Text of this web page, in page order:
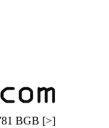
BGB [>]